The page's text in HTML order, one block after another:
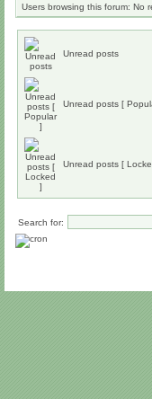
Users browsing this forum: No
Unread posts
Unread posts [
Unread posts [
Search for: